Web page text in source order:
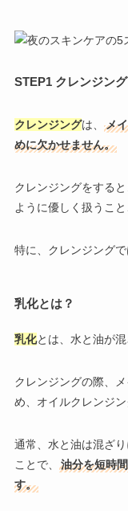
STEP1 クレンジング
クレンジングは、
メ
めに欠かせません。
クレンジングをする
ように優しく扱うこ
特に、クレンジングで
乳化とは？
乳化とは、水と油が
クレンジングの際、
め、オイルクレンジ
通常、水と油は混ざ
ことで、
油分を短時
す。